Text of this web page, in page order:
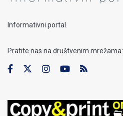
Informativni portal.
Pratite nas na društvenim mrežama: